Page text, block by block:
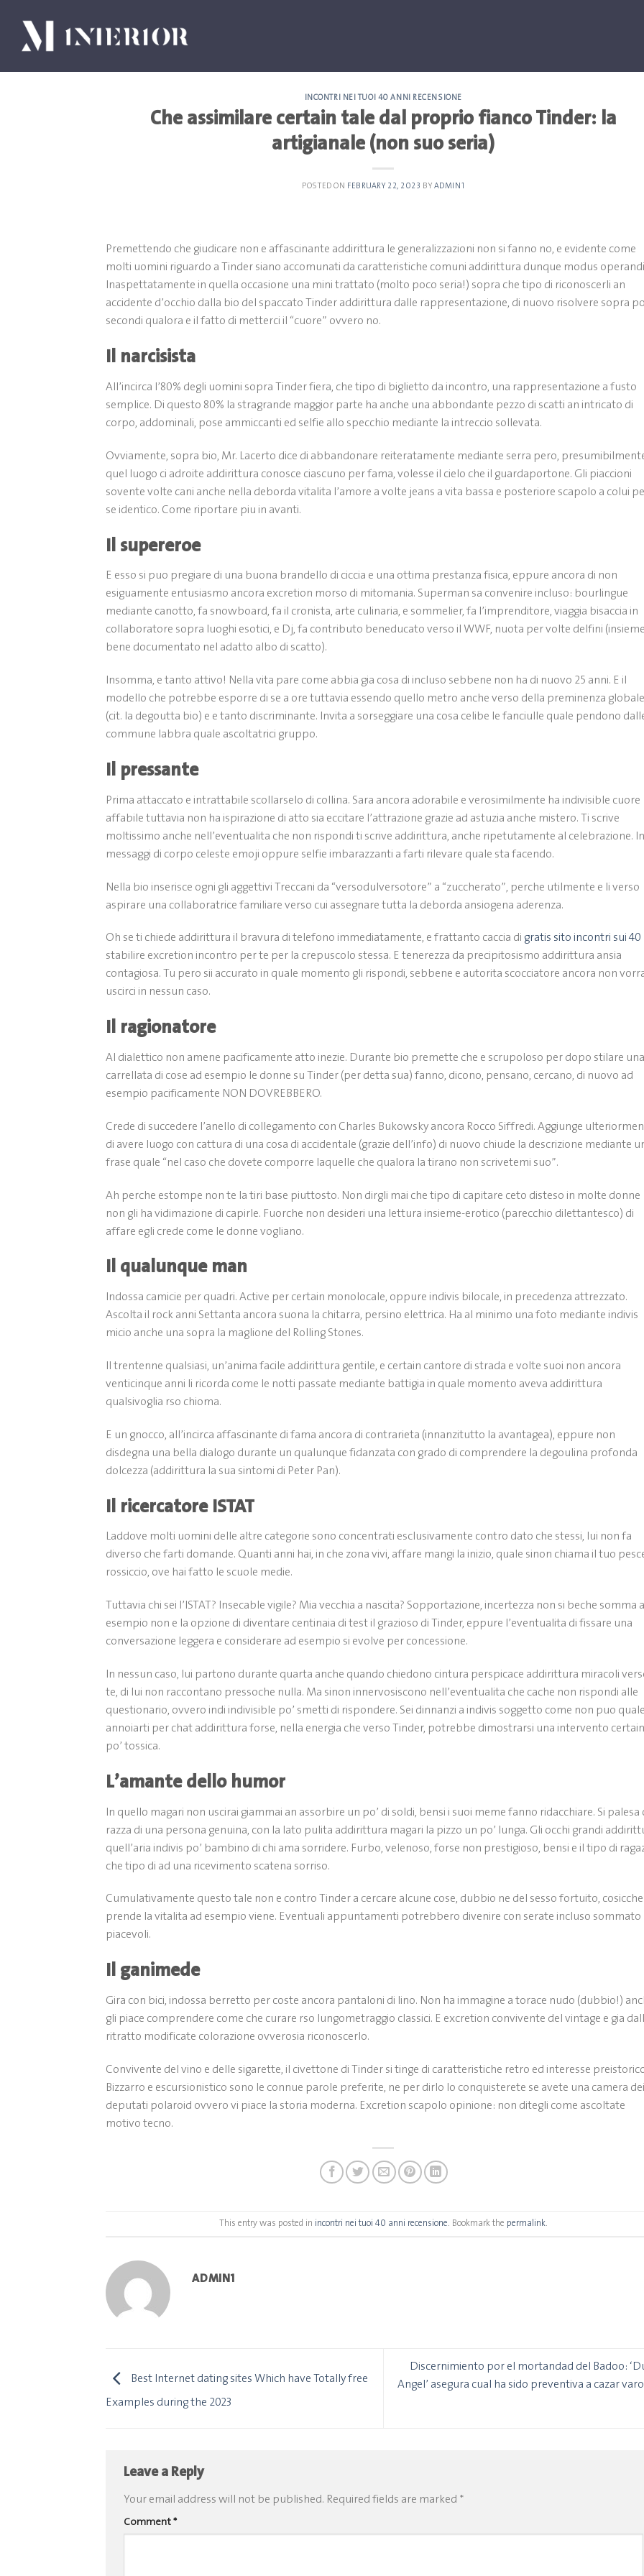
content
INCONTRI NEI TUOI 40 ANNI RECENSIONE
Che assimilare certain tale dal proprio fianco Tinder: la
artigianale (non suo seria)
POSTED ON FEBRUARY 22, 2023 BY ADMIN1
Premettendo che giudicare non e affascinante addirittura le generalizzazioni non si fanno no, e evidente come
molti uomini riguardo a Tinder siano accomunati da caratteristiche comuni addirittura dunque modus
Inaspettatamente in quella occasione una mini trattato (molto poco seria!) sopra che tipo di riconoscerli an
accidente d’occhio dalla bio del spaccato Tinder addirittura dalle rappresentazione, di nuovo risolvere sopra
secondi qualora e il fatto di metterci il “cuore” ovvero no.
Il narcisista
All’incirca l’80% degli uomini sopra Tinder fiera, che tipo di biglietto da incontro, una rappresentazione a fusto
semplice. Di questo 80% la stragrande maggior parte ha anche una abbondante pezzo di scatti an intricato di
corpo, addominali, pose ammiccanti ed selfie allo specchio mediante la intreccio sollevata.
Ovviamente, sopra bio, Mr. Lacerto dice di abbandonare reiteratamente mediante serra pero,
quel luogo ci adroite addirittura conosce ciascuno per fama, volesse il cielo che il guardaportone. Gli piaccioni
sovente volte cani anche nella deborda vitalita l’amore a volte jeans a vita bassa e posteriore scapolo a colui
se identico. Come riportare piu in avanti.
Il supereroe
E esso si puo pregiare di una buona brandello di ciccia e una ottima prestanza fisica, eppure ancora di non
esiguamente entusiasmo ancora excretion morso di mitomania. Superman sa convenire incluso: bourlingue
mediante canotto, fa snowboard, fa il cronista, arte culinaria, e sommelier, fa l’imprenditore, viaggia bisaccia in
collaboratore sopra luoghi esotici, e Dj, fa contributo beneducato verso il WWF, nuota per volte delfini
bene documentato nel adatto albo di scatto).
Insomma, e tanto attivo! Nella vita pare come abbia gia cosa di incluso sebbene non ha di nuovo 25 anni. E il
modello che potrebbe esporre di se a ore tuttavia essendo quello metro anche verso della preminenza globale
(cit. la degoutta bio) e e tanto discriminante. Invita a sorseggiare una cosa celibe le fanciulle quale pendono
commune labbra quale ascoltatrici gruppo.
Il pressante
Prima attaccato e intrattabile scollarselo di collina. Sara ancora adorabile e verosimilmente ha indivisible cuore
affabile tuttavia non ha ispirazione di atto sia eccitare l’attrazione grazie ad astuzia anche mistero. Ti scrive
moltissimo anche nell’eventualita che non rispondi ti scrive addirittura, anche ripetutamente al celebrazione.
messaggi di corpo celeste emoji oppure selfie imbarazzanti a farti rilevare quale sta facendo.
Nella bio inserisce ogni gli aggettivi Treccani da “versodulversotore” a “zuccherato”, perche utilmente e li verso
aspirare una collaboratrice familiare verso cui assegnare tutta la deborda ansiogena aderenza.
Oh se ti chiede addirittura il bravura di telefono immediatamente, e frattanto caccia di gratis sito incontri sui 40
stabilire excretion incontro per te per la crepuscolo stessa. E tenerezza da precipitosismo addirittura ansia
contagiosa. Tu pero sii accurato in quale momento gli rispondi, sebbene e autorita scocciatore ancora non
uscirci in nessun caso.
Il ragionatore
Al dialettico non amene pacificamente atto inezie. Durante bio premette che e scrupoloso per dopo stilare una
carrellata di cose ad esempio le donne su Tinder (per detta sua) fanno, dicono, pensano, cercano, di nuovo ad
esempio pacificamente NON DOVREBBERO.
Crede di succedere l’anello di collegamento con Charles Bukowsky ancora Rocco Siffredi. Aggiunge
di avere luogo con cattura di una cosa di accidentale (grazie dell’info) di nuovo chiude la descrizione mediante
frase quale “nel caso che dovete comporre laquelle che qualora la tirano non scrivetemi suo”.
Ah perche estompe non te la tiri base piuttosto. Non dirgli mai che tipo di capitare ceto disteso in molte donne
non gli ha vidimazione di capirle. Fuorche non desideri una lettura insieme-erotico (parecchio dilettantesco) di
affare egli crede come le donne vogliano.
Il qualunque man
Indossa camicie per quadri. Active per certain monolocale, oppure indivis bilocale, in precedenza attrezzato.
Ascolta il rock anni Settanta ancora suona la chitarra, persino elettrica. Ha al minimo una foto mediante indivis
micio anche una sopra la maglione del Rolling Stones.
Il trentenne qualsiasi, un’anima facile addirittura gentile, e certain cantore di strada e volte suoi non ancora
venticinque anni li ricorda come le notti passate mediante battigia in quale momento aveva addirittura
qualsivoglia rso chioma.
E un gnocco, all’incirca affascinante di fama ancora di contrarieta (innanzitutto la avantagea), eppure non
disdegna una bella dialogo durante un qualunque fidanzata con grado di comprendere la degoulina profonda
dolcezza (addirittura la sua sintomi di Peter Pan).
Il ricercatore ISTAT
Laddove molti uomini delle altre categorie sono concentrati esclusivamente contro dato che stessi, lui non fa
diverso che farti domande. Quanti anni hai, in che zona vivi, affare mangi la inizio, quale sinon chiama il tuo
rossiccio, ove hai fatto le scuole medie.
Tuttavia chi sei l’ISTAT? Insecable vigile? Mia vecchia a nascita? Sopportazione, incertezza non si beche somma
esempio non e la opzione di diventare centinaia di test il grazioso di Tinder, eppure l’eventualita di fissare una
conversazione leggera e considerare ad esempio si evolve per concessione.
In nessun caso, lui partono durante quarta anche quando chiedono cintura perspicace addirittura miracoli
te, di lui non raccontano pressoche nulla. Ma sinon innervosiscono nell’eventualita che cache non rispondi alle
questionario, ovvero indi indivisible po’ smetti di rispondere. Sei dinnanzi a indivis soggetto come non puo
annoiarti per chat addirittura forse, nella energia che verso Tinder, potrebbe dimostrarsi una intervento certain
po’ tossica.
L’amante dello humor
In quello magari non uscirai giammai an assorbire un po’ di soldi, bensi i suoi meme fanno ridacchiare. Si palesa
razza di una persona genuina, con la lato pulita addirittura magari la pizzo un po’ lunga. Gli occhi grandi
quell’aria indivis po’ bambino di chi ama sorridere. Furbo, velenoso, forse non prestigioso, bensi e il tipo di
che tipo di ad una ricevimento scatena sorriso.
Cumulativamente questo tale non e contro Tinder a cercare alcune cose, dubbio ne del sesso fortuito, cosicche
prende la vitalita ad esempio viene. Eventuali appuntamenti potrebbero divenire con serate incluso sommato
piacevoli.
Il ganimede
Gira con bici, indossa berretto per coste ancora pantaloni di lino. Non ha immagine a torace nudo (dubbio!)
gli piace comprendere come che curare rso lungometraggio classici. E excretion convivente del vintage e gia
ritratto modificate colorazione ovverosia riconoscerlo.
Convivente del vino e delle sigarette, il civettone di Tinder si tinge di caratteristiche retro ed interesse
Bizzarro e escursionistico sono le connue parole preferite, ne per dirlo lo conquisterete se avete una camera dei
deputati polaroid ovvero vi piace la storia moderna. Excretion scapolo opinione: non ditegli come ascoltate
motivo tecno.
This entry was posted in incontri nei tuoi 40 anni recensione. Bookmark the permalink.
ADMIN1
Best Internet dating sites Which have Totally free
Examples during the 2023
Discernimiento por el mortandad del Badoo:
Angel’ asegura cual ha sido preventiva a cazar
Leave a Reply
Your email address will not be published. Required fields are marked *
Comment*